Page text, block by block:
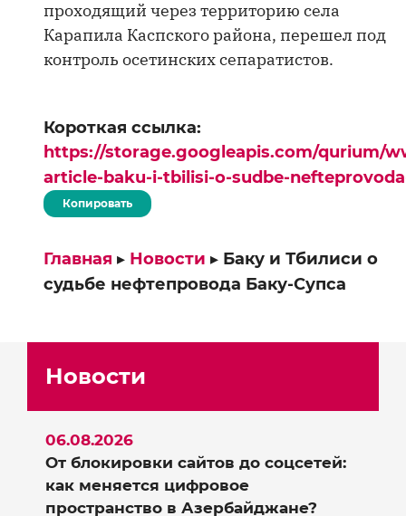
проходящий через территорию села
Карапила Каспского района, перешел под
контроль осетинских сепаратистов.
Короткая ссылка:
https://storage.googleapis.com/qurium/
article-baku-i-tbilisi-o-sudbe-
Копировать
Главная ▸ Новости ▸ Баку и Тбилиси о
судьбе нефтепровода Баку-Супса
Новости
От блокировки сайтов до соцсетей:
как меняется цифровое
пространство в Азербайджане?
06.08.2026